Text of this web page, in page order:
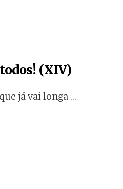
(XIV)
já vai longa …